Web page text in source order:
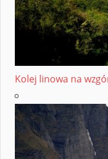
Kolej linowa na